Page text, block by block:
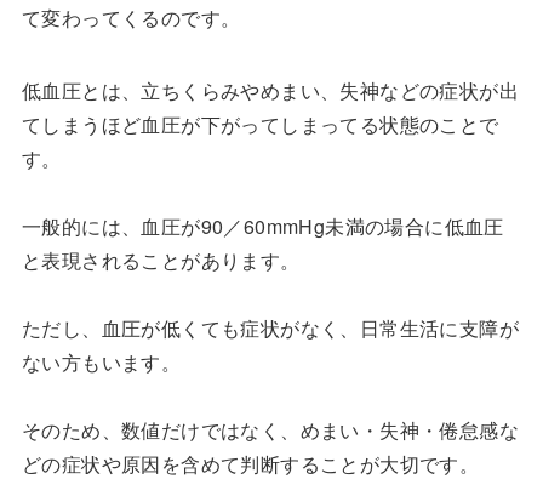
て変わってくるのです。
低血圧とは、立ちくらみやめまい、失神などの症状が出
てしまうほど血圧が下がってしまってる状態のことで
す。
一般的には、血圧が90／60mmHg未満の場合に低血圧
と表現されることがあります。
ただし、血圧が低くても症状がなく、日常生活に支障が
ない方もいます。
そのため、数値だけではなく、めまい・失神・倦怠感な
どの症状や原因を含めて判断することが大切です。